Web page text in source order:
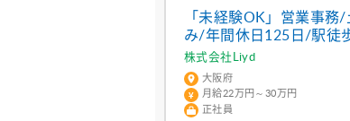
「未経験OK」営業事務
み/年間休日125日/駅徒
業10h月以内/昇給・賞与
株式会社Liyd
大阪府
月給22万円～30万円
正社員